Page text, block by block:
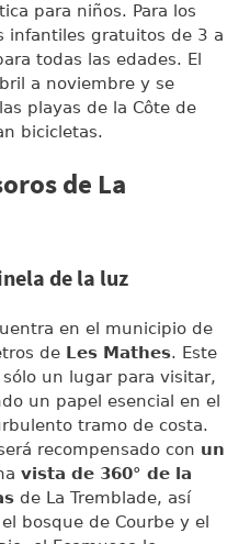
para niños. Para los
infantiles gratuitos de 3 a
todas las edades. El
a noviembre y se
playas de la Côte de
bicicletas.
de La
de la luz
en el municipio de
de Les Mathes. Este
un lugar para visitar,
un papel esencial en el
tramo de costa.
recompensado con un
vista de 360° de la
de La Tremblade, así
bosque de Courbe y el